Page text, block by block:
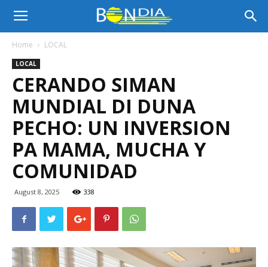
Bon
Dia
Aruba
Noticia
Home LOCAL
LOCAL
CERANDO SIMAN
MUNDIAL DI DUNA
PECHO: UN INVERSION
PA MAMA, MUCHA Y
COMUNIDAD
August 8, 2025 338